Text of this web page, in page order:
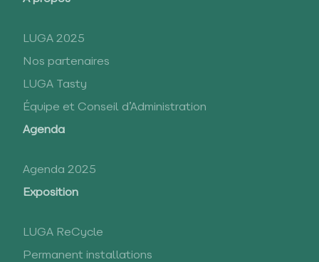
LUGA 2025
Nos partenaires
LUGA Tasty
Équipe et Conseil d’Administration
Agenda
Agenda 2025
Exposition
LUGA ReCycle
Permanent installations